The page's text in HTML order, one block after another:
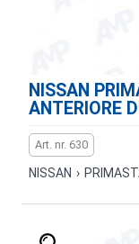
NISSAN
ANTERIORE
Art. nr. 630
NISSAN ›